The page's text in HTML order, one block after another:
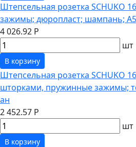
Штепсельная розетка SCHUKO
зажимы; дюропласт; шампань;
4 026.92 Р
шт
В корзину
Штепсельная розетка SCHUKO
шторками, пружинные зажимы;
ан
2 452.57 Р
шт
В корзину